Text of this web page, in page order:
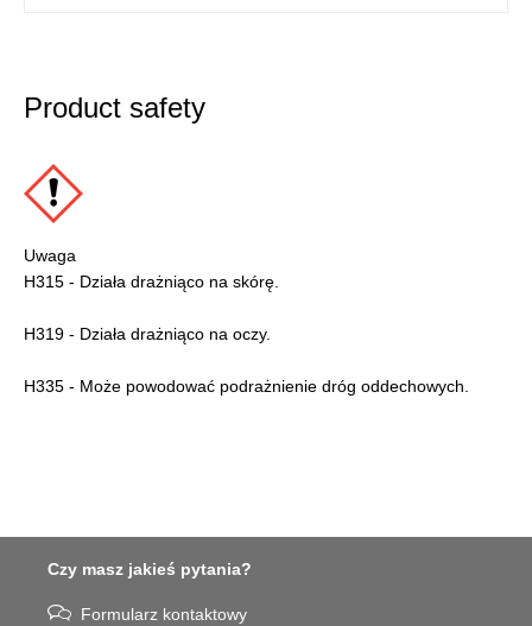
Product safety
Uwaga
H315 - Działa drażniąco na skórę.
H319 - Działa drażniąco na oczy.
H335 - Może powodować podrażnienie dróg oddechowych.
Czy masz jakieś pytania?
Formularz kontaktowy